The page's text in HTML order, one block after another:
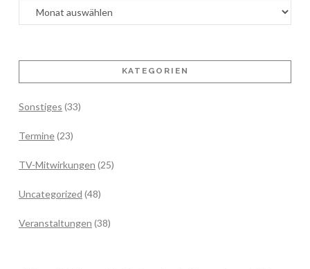
Archiv
KATEGORIEN
Sonstiges (33)
Termine(23)
TV-Mitwirkungen (25)
Uncategorized (48)
Veranstaltungen (38)